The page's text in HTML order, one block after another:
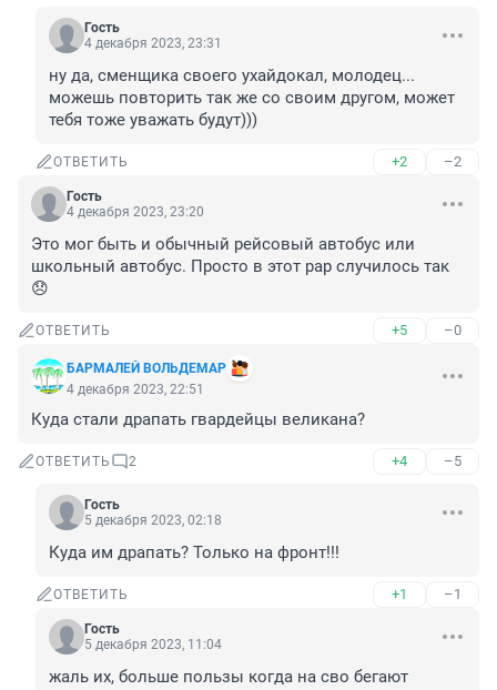
Гость
4 декабря 2023, 23:31
ну да, сменщика своего ухайдокал, молодец...
можешь повторить так же со своим другом, может
тебя тоже уважать будут)))
ОТВЕТИТЬ +2 –2
Гость
4 декабря 2023, 23:20
Это мог быть и обычный рейсовый автобус или
школьный автобус. Просто в этот рар случилось так
😞
ОТВЕТИТЬ +5 –0
БАРМАЛЕЙ ВОЛЬДЕМАР
4 декабря 2023, 22:51
Куда стали драпать гвардейцы великана?
ОТВЕТИТЬ 2 +4 –5
Гость
5 декабря 2023, 02:18
Куда им драпать? Только на фронт!!!
ОТВЕТИТЬ +1 –1
Гость
5 декабря 2023, 11:04
жаль их, больше пользы когда на сво бегают